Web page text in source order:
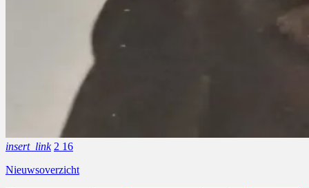
insert_link 2 16
Nieuwsoverzicht